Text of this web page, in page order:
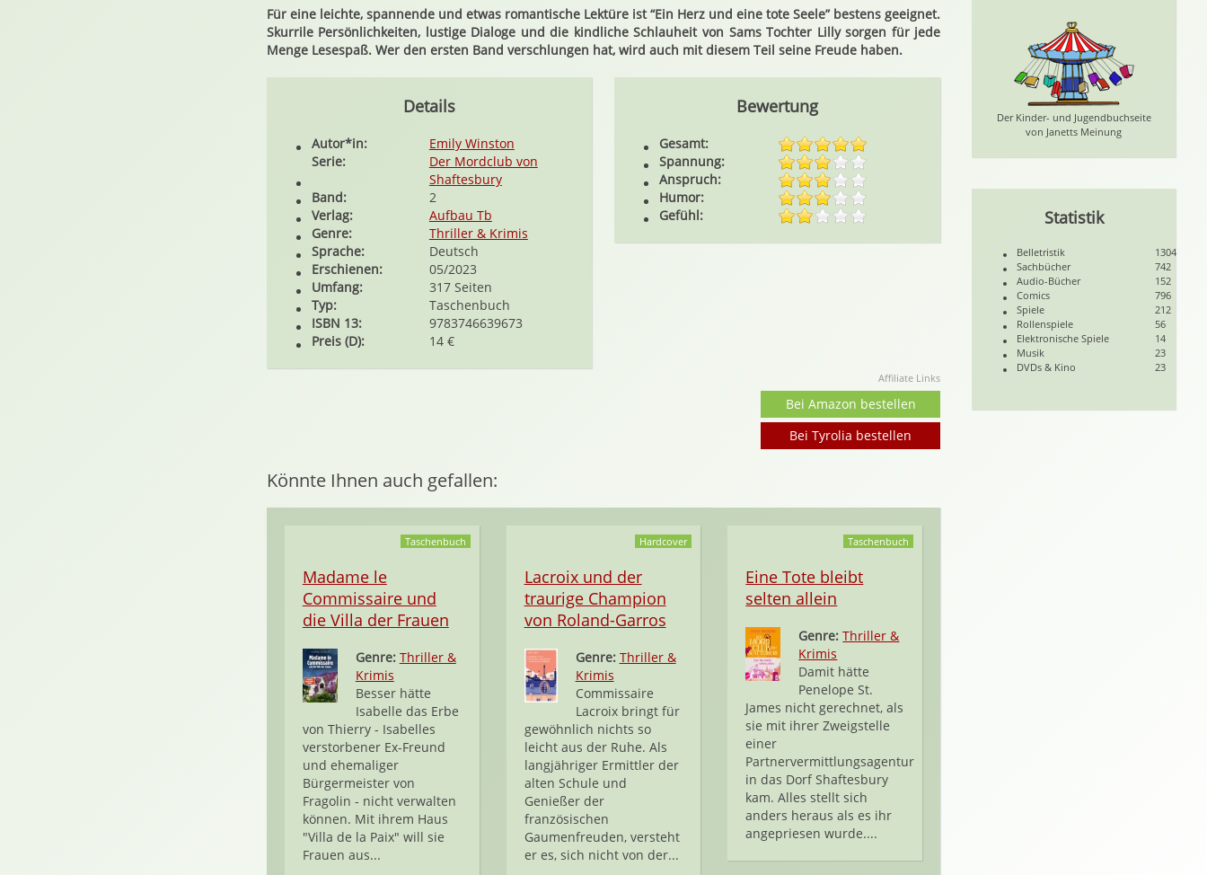
Für eine leichte, spannende und etwas romantische Lektüre ist “Ein Herz und eine tote Seele” bestens geeignet.
Skurrile Persönlichkeiten, lustige Dialoge und die kindliche Schlauheit von Sams Tochter Lilly sorgen für jede
Menge Lesespaß. Wer den ersten Band verschlungen hat, wird auch mit diesem Teil seine Freude haben.
Details
Autor*in:
Emily Winston
Serie:
Der Mordclub von
Shaftesbury
Band:
2
Verlag:
Aufbau Tb
Genre:
Thriller & Krimis
Sprache:
Deutsch
Erschienen:
05/2023
Umfang:
317 Seiten
Typ:
Taschenbuch
ISBN 13:
9783746639673
Preis (D):
14 €
Bewertung
Gesamt:
Spannung:
Anspruch:
Humor:
Gefühl:
Affiliate Links
Bei Amazon bestellen
Bei Tyrolia bestellen
Könnte Ihnen auch gefallen:
Taschenbuch
Madame le
Commissaire und
die Villa der Frauen
Genre: Thriller &
Krimis
Besser hätte
Isabelle das Erbe
von Thierry - Isabelles
verstorbener Ex-Freund
und ehemaliger
Bürgermeister von
Fragolin - nicht verwalten
können. Mit ihrem Haus
"Villa de la Paix" will sie
Frauen aus...
Hardcover
Lacroix und der
traurige Champion
von Roland-Garros
Genre: Thriller &
Krimis
Commissaire
Lacroix bringt für
gewöhnlich nichts so
leicht aus der Ruhe. Als
langjähriger Ermittler der
alten Schule und
Genießer der
französischen
Gaumenfreuden, versteht
er es, sich nicht von der...
Taschenbuch
Eine Tote bleibt
selten allein
Genre:Thriller &
Krimis
Damit hätte
Penelope St.
James nicht gerechnet, als
sie mit ihrer Zweigstelle
einer
Partnervermittlungsagentur
in das Dorf Shaftesbury
kam. Alles stellt sich
anders heraus als es ihr
angepriesen wurde....
Der Kinder- und Jugendbuchseite
von Janetts Meinung
Statistik
Belletristik
1304
Sachbücher
742
Audio-Bücher
152
Comics
796
Spiele
212
Rollenspiele
56
Elektronische Spiele
14
Musik
23
DVDs & Kino
23